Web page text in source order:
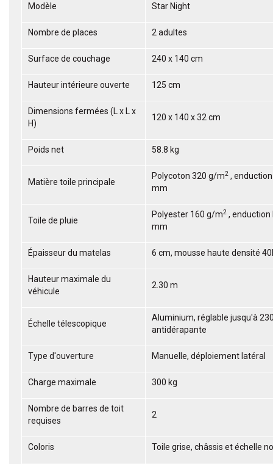
Modèle Star Night
Nombre de places 2 adultes
Surface de couchage 240 x 140 cm
Hauteur intérieure ouverte 125 cm
Dimensions fermées (L x L x
H)
120 x 140 x 32 cm
Poids net 58.8 kg
Matière toile principale
Polycoton 320 g/m2 ,
mm
Toile de pluie
Polyester 160 g/m2 , enduction
mm
Épaisseur du matelas 6 cm, mousse haute densité
Hauteur maximale du
véhicule
2.30 m
Échelle télescopique
Aluminium, réglable jusqu'à
antidérapante
Type d'ouverture Manuelle, déploiement latéral
Charge maximale 300 kg
Nombre de barres de toit
requises
2
Coloris Toile grise, châssis et échelle